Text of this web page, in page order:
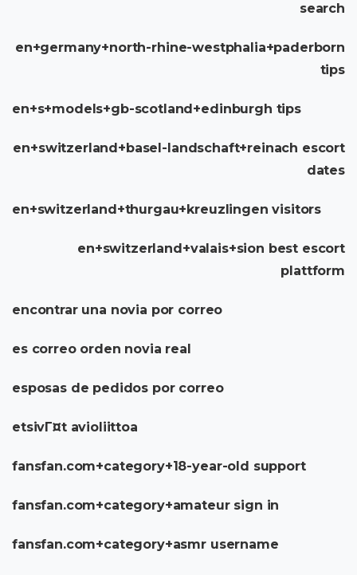
search
en+germany+north-rhine-westphalia+paderborn
tips
en+s+models+gb-scotland+edinburgh tips
en+switzerland+basel-landschaft+reinach escort
dates
en+switzerland+thurgau+kreuzlingen visitors
en+switzerland+valais+sion best escort
plattform
encontrar una novia por correo
es correo orden novia real
esposas de pedidos por correo
etsivГ¤t avioliittoa
fansfan.com+category+18-year-old support
fansfan.com+category+amateur sign in
fansfan.com+category+asmr username